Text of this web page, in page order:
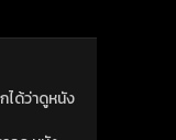
ได้ว่าดูหนัง